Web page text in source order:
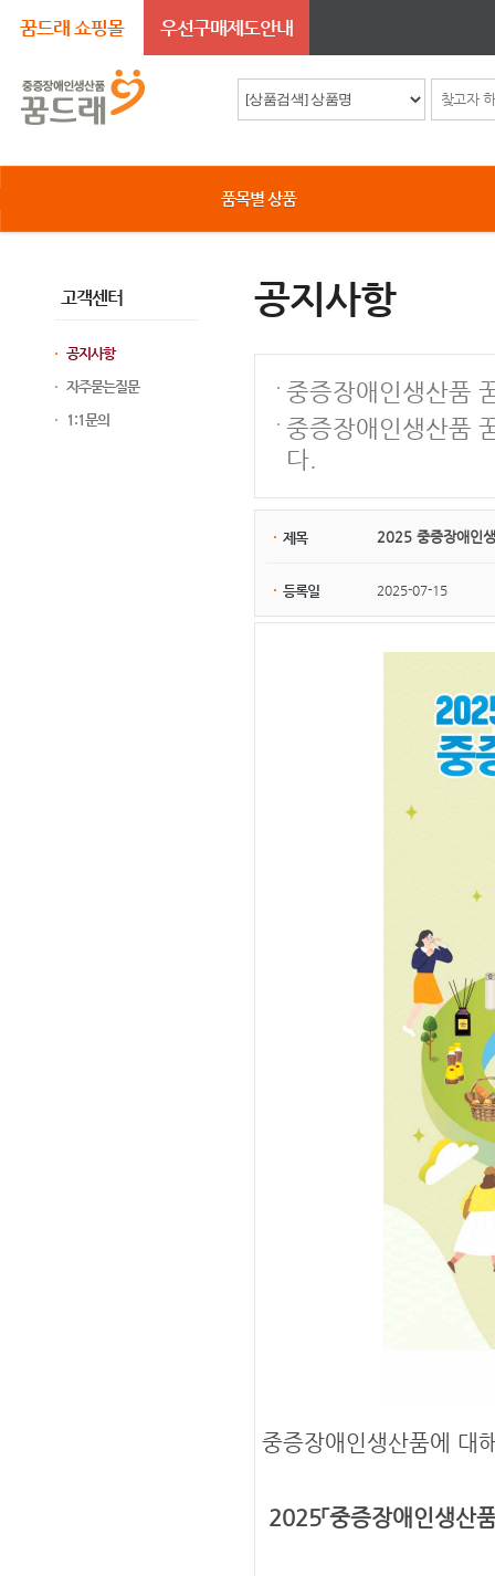
꿈드래 쇼핑몰 우선구매제도안내
품목별 상품
고객센터
공지사항
자주묻는질문
1:1문의
공지사항
중증장애인생산품
중증장애인생산품
다.
제목 2025 중증장애인
등록일 2025-07-15
중증장애인생산품에 대
2025「중증장애인생산